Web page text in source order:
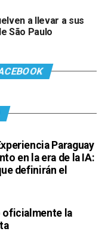
a llevar a sus
São Paulo
Paraguay
en la era de la IA:
definirán el
oficialmente la